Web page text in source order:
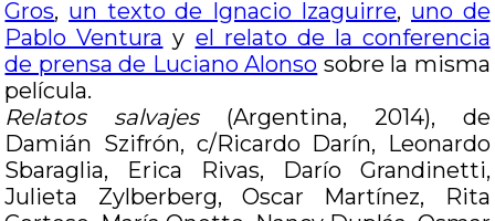
Gros, un texto de Ignacio Izaguirre, uno de
Pablo Ventura y el relato de la conferencia
de prensa de Luciano Alonso sobre la misma
película.
Relatos salvajes(Argentina, 2014), de
Damián Szifrón, c/Ricardo Darín, Leonardo
Sbaraglia, Erica Rivas, Darío Grandinetti,
Julieta Zylberberg, Oscar Martínez, Rita